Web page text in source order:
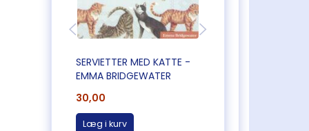
SERVIETTER MED KATTE -
EMMA BRIDGEWATER
30,00
Læg i kurv